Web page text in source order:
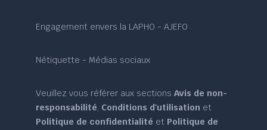
Engagement envers la LAPHO - AJEFO
Nétiquette - Médias sociaux
Veuillez vous référer aux sectionsAvis de non-
responsabilité, Conditions d'utilisation et
Politique de confidentialité et Politique de